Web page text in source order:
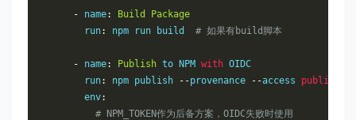
- name: Build
Package
        run
: npm run build # 如果有build脚本
- name: Publish to NPM with OIDC
        run
: npm publish --provenance --access public
        env
:
# NPM_TOKEN作为后备方案，OIDC失败时使用